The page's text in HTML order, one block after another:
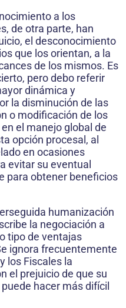
a los
de otra parte, han
el desconocimiento
que los orientan, a la
de los mismos. Es
pero debo referir
dinámica y
la disminución de las
o modificación de los
el manejo global de
opción procesal, al
en ocasiones
evitar su eventual
para obtener beneficios
humanización
la negociación a
tipo de ventajas
ignora frecuentemente
los Fiscales la
el prejuicio de que su
hacer más difícil